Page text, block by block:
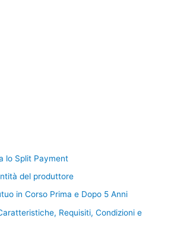
lo Split Payment
del produttore
in Corso Prima e Dopo 5 Anni
Requisiti, Condizioni e